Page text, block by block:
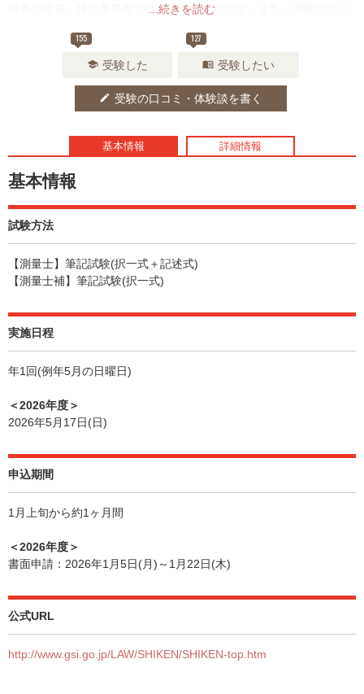
...続きを読む
格者は建築・建設業界等で特に重要な存在です。また、測量にはミ
155
school 受験した
127
menu_book 受験したい
edit 受験の口コミ・体験談を書く
基本情報 詳細情報
基本情報
試験方法
【測量士】筆記試験(択一式＋記述式)
【測量士補】筆記試験(択一式)
実施日程
年1回(例年5月の日曜日)
＜2026年度＞
2026年5月17日(日)
申込期間
1月上旬から約1ヶ月間
＜2026年度＞
書面申請：2026年1月5日(月)～1月22日(木)
公式URL
http://www.gsi.go.jp/LAW/SHIKEN/SHIKEN-top.htm